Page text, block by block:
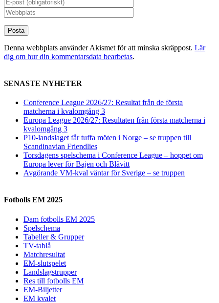
Denna webbplats använder Akismet för att minska skräppost. Lär
dig om hur din kommentarsdata bearbetas.
SENASTE NYHETER
Conference League 2026/27: Resultat från de första
matcherna i kvalomgång 3
Europa League 2026/27: Resultaten från första matcherna i
kvalomgång 3
P10-landslaget får tuffa möten i Norge – se truppen till
Scandinavian Friendlies
Torsdagens spelschema i Conference League – hoppet om
Europa lever för Bajen och Blåvitt
Avgörande VM-kval väntar för Sverige – se truppen
Fotbolls EM 2025
Dam fotbolls EM 2025
Spelschema
Tabeller & Grupper
TV-tablå
Matchresultat
EM-slutspelet
Landslagstrupper
Res till fotbolls EM
EM-Biljetter
EM kvalet